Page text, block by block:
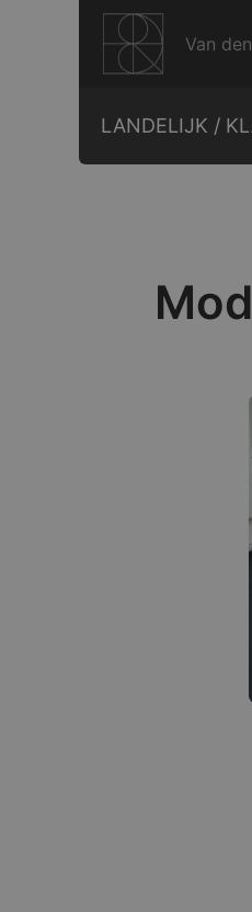
Van
LANDELIJK /